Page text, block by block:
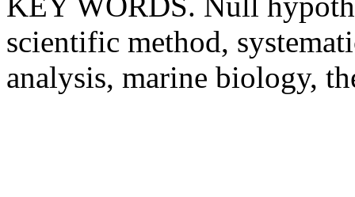
scientific method,
analysis, marine biology,